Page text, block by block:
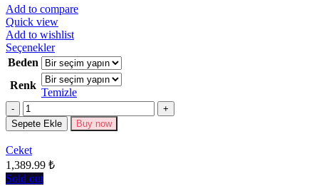
Add to compare
Quick view
Add to wishlist
SeçeneklerBu
ürünün
birden
fazla
varyasyonu
Seçenekler
seçilebilir
Beden
Renk
Temizle
Miktar
Sepete Ekle Buy now
Ceket
1,389.99 ₺
Sold out